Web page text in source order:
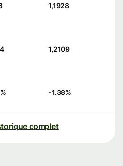
1,1928
1,2109
% -1.38%
complet